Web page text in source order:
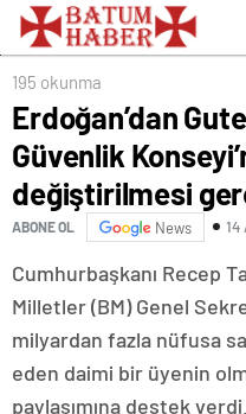
gerekmektedir
195 okunma
Erdoğan’dan
Güvenlik
değiştirilmesi
ABONE OL News 14
Cumhurbaşkanı Recep
Milletler (BM) Genel
milyardan fazla nüfusa
eden daimi bir üyenin
paylaşımına destek
durumu olarak ilan etti